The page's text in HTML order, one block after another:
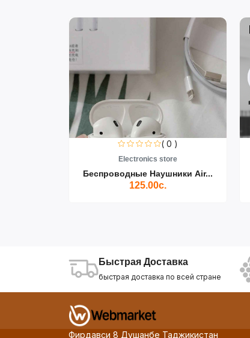
( 0 )
Electronics store
Беспроводные Наушники Air...
125.00с.
Быстрая Доставка
быстрая доставка по всей стране
Фирдавси 8 Душанбе Таджикистан